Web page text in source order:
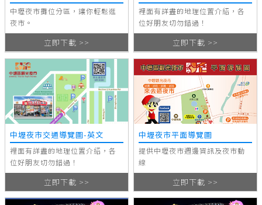
中壢夜市攤位分區，讓你輕鬆逛
夜市。
立即下載 >>
裡面有詳盡的地理位置介紹，各
位好朋友切勿錯過！
立即下載 >>
中壢夜市交通導覽圖-英文
裡面有詳盡的地理位置介紹，各
位好朋友切勿錯過！
立即下載 >>
中壢夜市平面導覽圖
提供中壢夜市週邊資訊及夜市動
線
立即下載 >>